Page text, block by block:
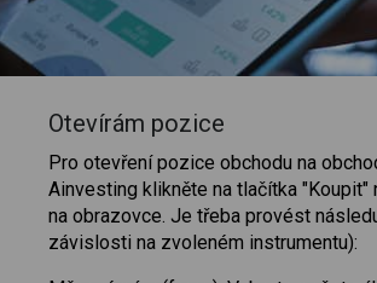
Otevírám pozice
Pro otevření pozice obchodu na
Ainvesting klikněte na tlačítka "Koupit"
na obrazovce. Je třeba provést
závislosti na zvoleném instrumentu):